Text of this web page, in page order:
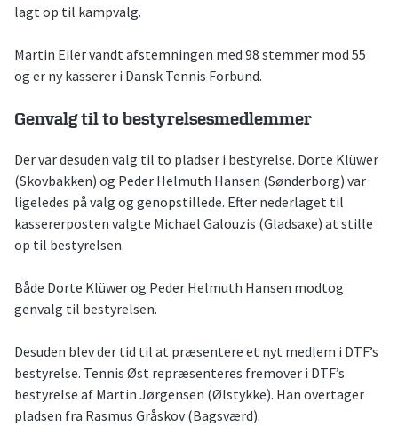
lagt op til kampvalg.
Martin Eiler vandt afstemningen med 98 stemmer mod 55
og er ny kasserer i Dansk Tennis Forbund.
Genvalg til to bestyrelsesmedlemmer
Der var desuden valg til to pladser i bestyrelse. Dorte Klüwer
(Skovbakken) og Peder Helmuth Hansen (Sønderborg) var
ligeledes på valg og genopstillede. Efter nederlaget til
kassererposten valgte Michael Galouzis (Gladsaxe) at stille
op til bestyrelsen.
Både Dorte Klüwer og Peder Helmuth Hansen modtog
genvalg til bestyrelsen.
Desuden blev der tid til at præsentere et nyt medlem i DTF’s
bestyrelse. Tennis Øst repræsenteres fremover i DTF’s
bestyrelse af Martin Jørgensen (Ølstykke). Han overtager
pladsen fra Rasmus Gråskov (Bagsværd).